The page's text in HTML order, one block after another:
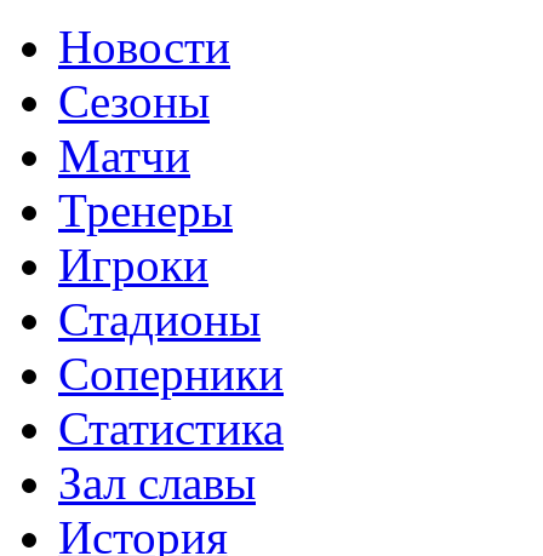
Новости
Сезоны
Матчи
Тренеры
Игроки
Стадионы
Соперники
Статистика
Зал славы
История